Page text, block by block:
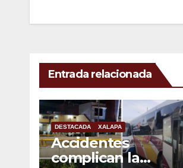
entradas
Entrada relacionada
DESTACADA XALAPA
Accidentes
complican la